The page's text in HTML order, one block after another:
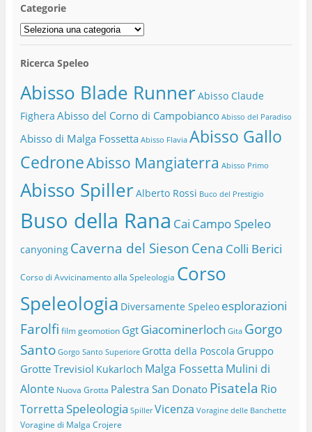
Categorie
Categorie
Ricerca Speleo
Abisso Blade RunnerAbisso Claude
Fighera Abisso del Corno di Campobianco Abisso del Paradiso
Abisso di Malga Fossetta Abisso Flavia Abisso Gallo
CedroneAbisso Mangiaterra Abisso Primo
Abisso SpillerAlberto Rossi Buco del Prestigio
Buso della Rana Cai Campo Speleo
canyoning Caverna del Sieson Cena Colli Berici
Corso di Avvicinamento alla Speleologia Corso
Speleologia Diversamente Speleo esplorazioni
Farolfi film geomotion Ggt Giacominerloch Gita Gorgo
Santo Gorgo Santo Superiore Grotta della Poscola Gruppo
Grotte Trevisiol Kukarloch Malga Fossetta Mulini di
Alonte Nuova Grotta Palestra San Donato Pisatela Rio
TorrettaSpeleologia Spiller Vicenza Voragine delle Banchette
Voragine di Malga Crojere